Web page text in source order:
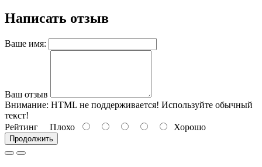
Написать отзыв
Ваше имя:
Ваш отзыв
Внимание: HTML не поддерживается! Используйте обычный
текст!
Рейтинг Плохо Хорошо
Продолжить